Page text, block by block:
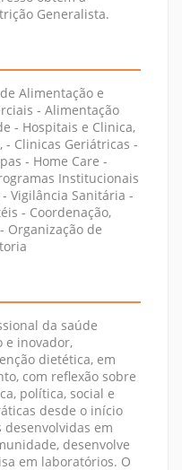
Generalista.
Alimentação e
- Alimentação
- Hospitais e Clinica,
Clinicas Geriátricas -
- Home Care -
Institucionais
Vigilância Sanitária -
- Coordenação,
Organização de
da saúde
e inovador,
dietética, em
com reflexão sobre
política, social e
desde o início
desenvolvidas em
desenvolve
em laboratórios. O